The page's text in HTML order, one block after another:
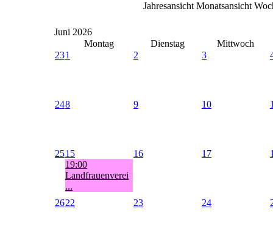
Jahresansicht Monatsansicht
Juni 2026
Montag
Dienstag
Mittwoch
231 2 3
248 9 10
2515
19:00
Landfrauenverei
...
16 17
2622 23 24